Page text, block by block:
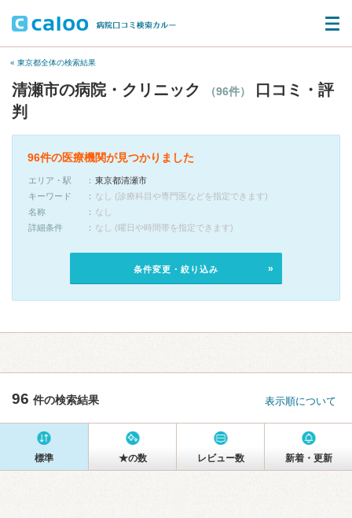
« 東京都全体の検索結果
清瀬市の病院・クリニック （96件）
口コミ・評
判
96件の医療機関が見つかりました
エリア・駅
東京都清瀬市
キーワード
なし (診療科目や専門医などを指定できます)
名称
なし
詳細条件
なし (曜日や時間帯を指定できます)
条件変更・絞り込み
96 件の検索結果 表示順について
標準 ★の数 レビュー数 新着・更新